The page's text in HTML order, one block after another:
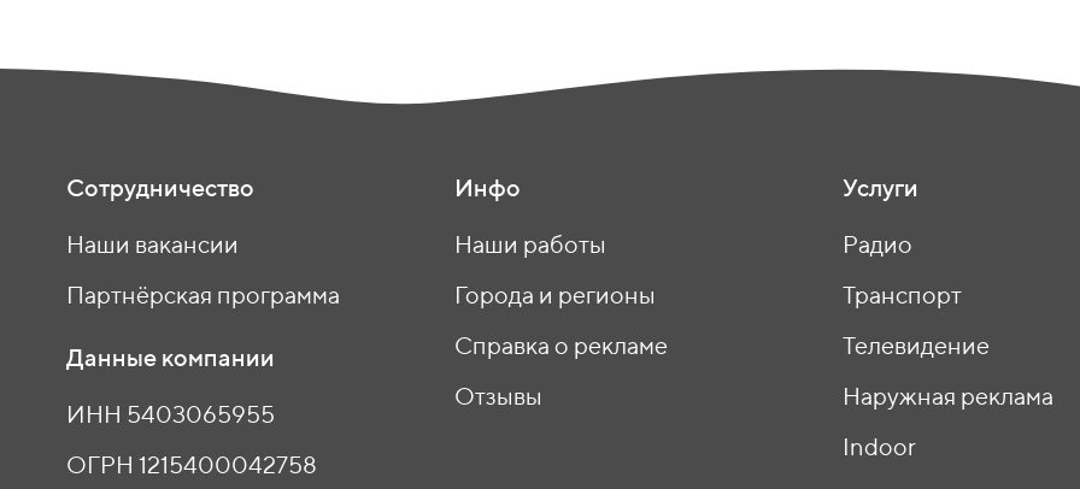
Сотрудничество
Наши вакансии
Партнёрская программа
Данные компании
ИНН 5403065955
ОГРН 1215400042758
Инфо
Наши работы
Города и регионы
Справка о рекламе
Отзывы
Услуги
Радио
Транспорт
Телевидение
Наружная реклама
Indoor